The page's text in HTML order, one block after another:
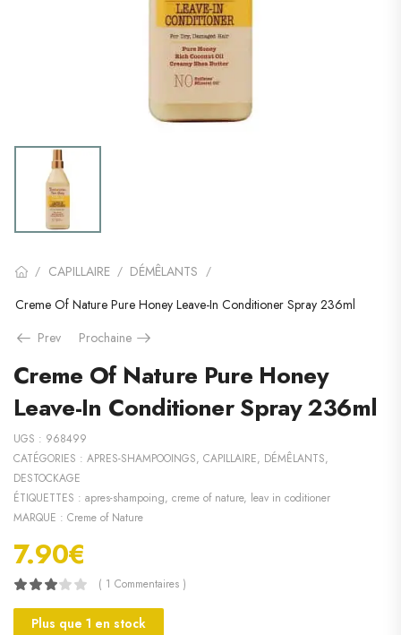
/ CAPILLAIRE / DÉMÊLANTS /
Creme Of Nature Pure Honey Leave-In Conditioner Spray 236ml
Prev
Prochaine
Creme Of Nature Pure Honey
Leave-In Conditioner Spray 236ml
UGS : 968499
CATÉGORIES : APRES-SHAMPOOINGS, CAPILLAIRE, DÉMÊLANTS,
DESTOCKAGE
ÉTIQUETTES : apres-shampoing, creme of nature, leav in coditioner
MARQUE : Creme of Nature
7.90€
( 1 Commentaires )
Plus que 1 en stock